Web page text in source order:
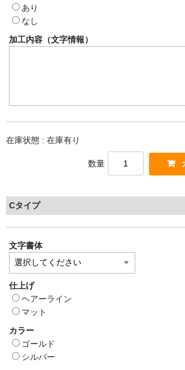
あり
なし
加工内容（文字情報）
在庫状態 : 在庫有り
数量
Cタイプ
文字書体
仕上げ
ヘアーライン
マット
カラー
ゴールド
シルバー